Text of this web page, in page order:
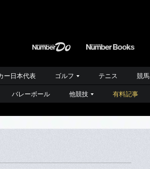
ー日本代表 ゴルフ テニス 競馬
バレーボール 他競技 有料記事